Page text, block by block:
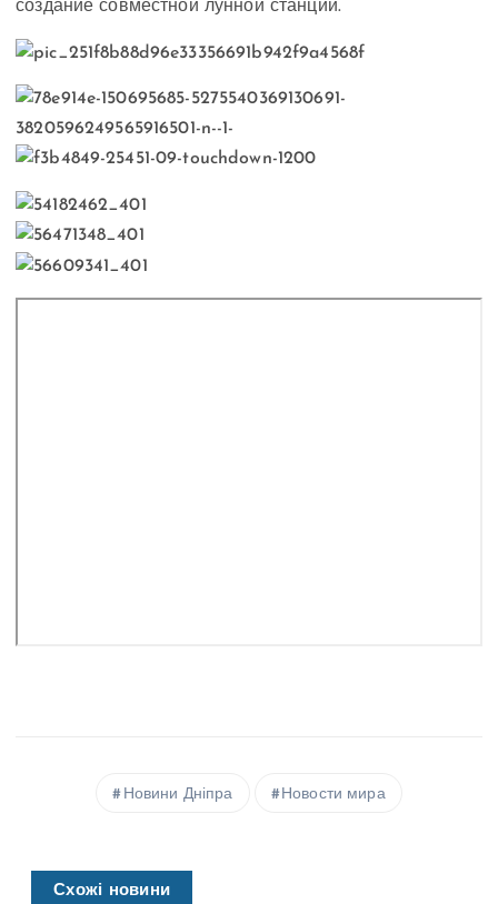
создание совместной лунной станции.
Новини Дніпра Новости мира
Схожі новини